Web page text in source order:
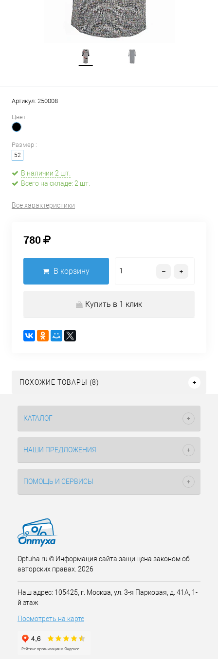
Артикул: 250008
Цвет :
Размер :
52
В наличии 2 шт.
Всего на складе: 2 шт.
Все характеристики
780
В корзину
Купить в 1 клик
ПОХОЖИЕ ТОВАРЫ (8)
КАТАЛОГ
НАШИ ПРЕДЛОЖЕНИЯ
ПОМОЩЬ И СЕРВИСЫ
Optuha.ru © Информация сайта защищена законом об
авторских правах. 2026
Наш адрес: 105425, г. Москва, ул. 3-я Парковая, д. 41А, 1-
й этаж
Посмотреть на карте